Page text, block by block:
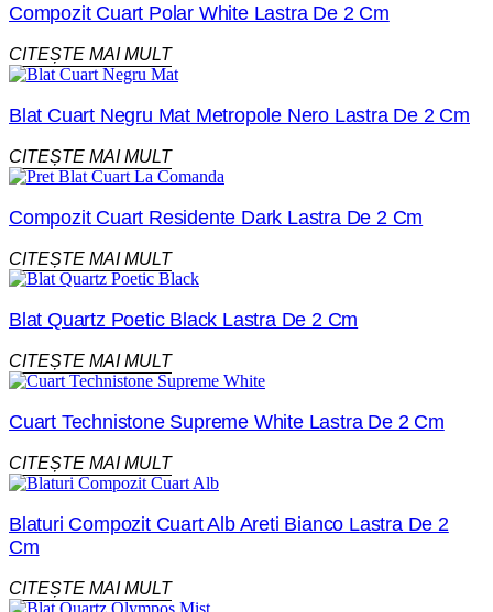
Compozit Cuart Polar White Lastra De 2 Cm
CITEȘTE MAI MULT
Blat Cuart Negru Mat Metropole Nero Lastra De 2 Cm
CITEȘTE MAI MULT
Compozit Cuart Residente Dark Lastra De 2 Cm
CITEȘTE MAI MULT
Blat Quartz Poetic Black Lastra De 2 Cm
CITEȘTE MAI MULT
Cuart Technistone Supreme White Lastra De 2 Cm
CITEȘTE MAI MULT
Blaturi Compozit Cuart Alb Areti Bianco Lastra De 2
Cm
CITEȘTE MAI MULT